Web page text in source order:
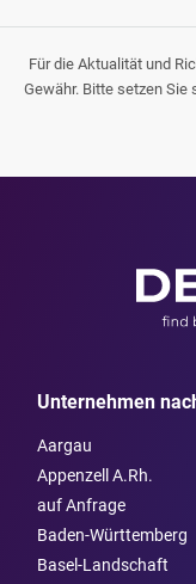
Für die Aktualität und
Gewähr. Bitte setzen
Unternehmen
Aargau
Appenzell A.Rh.
auf Anfrage
Baden-Württemberg
Basel-Landschaft